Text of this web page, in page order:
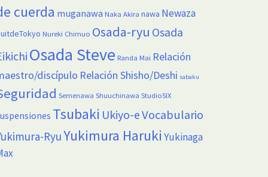
cuerda muganawa Naka Akira nawa Newaza
Nureki Chimuo Osada-ryu Osada
Osada Steve Randa Mai Relación
discípulo Relación Shisho/Deshi sabaku
Semenawa Shuuchinawa StudioSIX
Tsubaki Ukiyo-eVocabulario
RyuYukimura Haruki Yukinaga